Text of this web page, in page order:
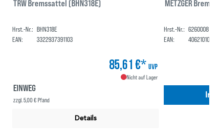
TRW Bremssattel (BHN318E)
Hrst.-Nr.: BHN318E
EAN:
3322937391103
85,61 €* UVP
Nicht auf Lager
EINWEG
zzgl. 5,00 € Pfand
Details
METZGER
Hrst.-Nr.: 6260008
EAN:
In